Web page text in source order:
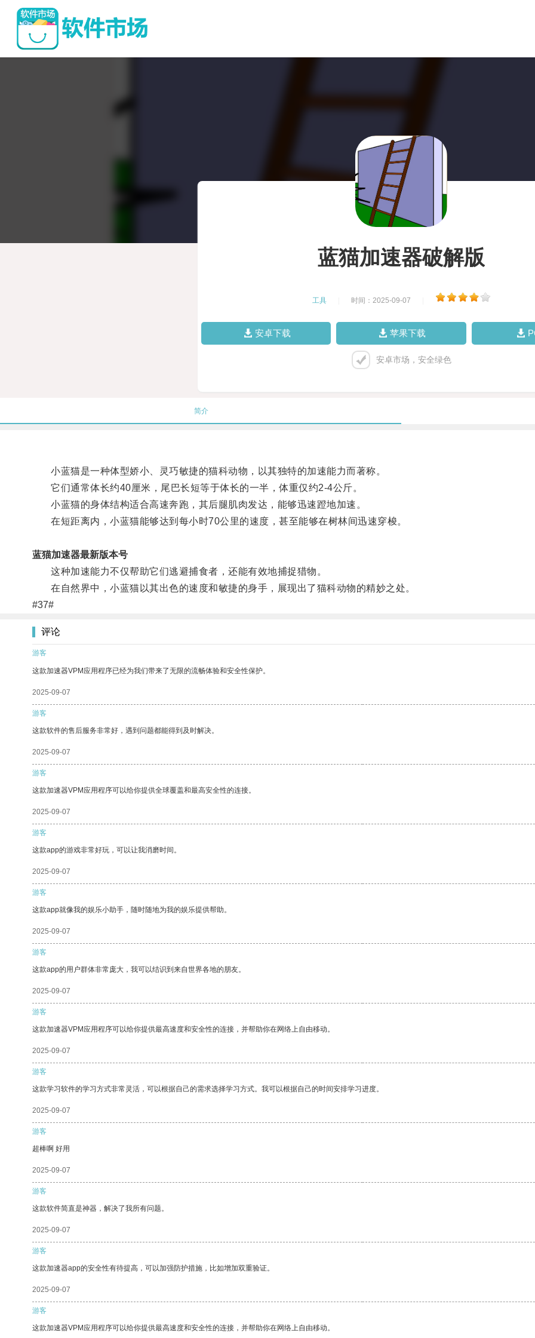
蓝猫加速器破解版
工具 时间：2025-09-07
安卓下载 苹果下载
安卓市场，安全绿色
简介
小蓝猫是一种体型娇小、灵巧敏捷的猫科动物，以其独特的加速能力而著称。
它们通常体长约40厘米，尾巴长短等于体长的一半，体重仅约2-4公斤。
小蓝猫的身体结构适合高速奔跑，其后腿肌肉发达，能够迅速蹬地加速。
在短距离内，小蓝猫能够达到每小时70公里的速度，甚至能够在树林间迅速穿梭。
蓝猫加速器最新版本号
这种加速能力不仅帮助它们逃避捕食者，还能有效地捕捉猎物。
在自然界中，小蓝猫以其出色的速度和敏捷的身手，展现出了猫科动物的精妙之处。
#37#
评论
游客
这款加速器VPM应用程序已经为我们带来了无限的流畅体验和安全性保护。
2025-09-07
游客
这款软件的售后服务非常好，遇到问题都能得到及时解决。
2025-09-07
游客
这款加速器VPM应用程序可以给你提供全球覆盖和最高安全性的连接。
2025-09-07
游客
这款app的游戏非常好玩，可以让我消磨时间。
2025-09-07
游客
这款app就像我的娱乐小助手，随时随地为我的娱乐提供帮助。
2025-09-07
游客
这款app的用户群体非常庞大，我可以结识到来自世界各地的朋友。
2025-09-07
游客
这款加速器VPM应用程序可以给你提供最高速度和安全性的连接，并帮助你在网络上自由移动。
2025-09-07
游客
这款学习软件的学习方式非常灵活，可以根据自己的需求选择学习方式。我可以根据自己的时间安排学习进度。
2025-09-07
游客
超棒啊 好用
2025-09-07
游客
这款软件简直是神器，解决了我所有问题。
2025-09-07
游客
这款加速器app的安全性有待提高，可以加强防护措施，比如增加双重验证。
2025-09-07
游客
这款加速器VPM应用程序可以给你提供最高速度和安全性的连接，并帮助你在网络上自由移动。